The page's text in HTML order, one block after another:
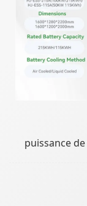
puissance